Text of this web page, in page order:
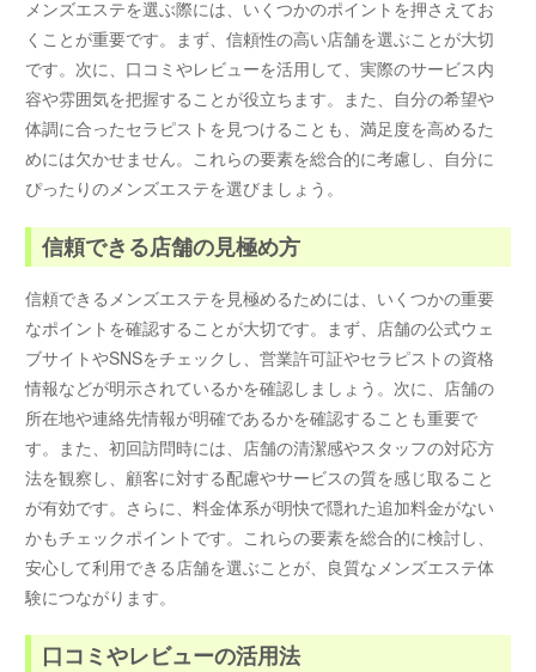
メンズエステを選ぶ際には、いくつかのポイントを押さえてお
くことが重要です。まず、信頼性の高い店舗を選ぶことが大切
です。次に、口コミやレビューを活用して、実際のサービス内
容や雰囲気を把握することが役立ちます。また、自分の希望や
体調に合ったセラピストを見つけることも、満足度を高めるた
めには欠かせません。これらの要素を総合的に考慮し、自分に
ぴったりのメンズエステを選びましょう。
信頼できる店舗の見極め方
信頼できるメンズエステを見極めるためには、いくつかの重要
なポイントを確認することが大切です。まず、店舗の公式ウェ
ブサイトやSNSをチェックし、営業許可証やセラピストの資格
情報などが明示されているかを確認しましょう。次に、店舗の
所在地や連絡先情報が明確であるかを確認することも重要で
す。また、初回訪問時には、店舗の清潔感やスタッフの対応方
法を観察し、顧客に対する配慮やサービスの質を感じ取ること
が有効です。さらに、料金体系が明快で隠れた追加料金がない
かもチェックポイントです。これらの要素を総合的に検討し、
安心して利用できる店舗を選ぶことが、良質なメンズエステ体
験につながります。
口コミやレビューの活用法